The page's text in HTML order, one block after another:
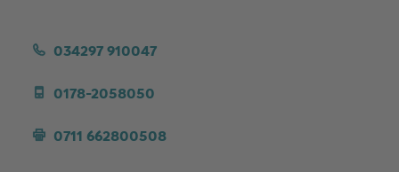
034297 910047
0178-2058050
0711 662800508